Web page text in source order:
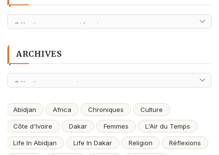
Catégories
ARCHIVES
Archives
Abidjan Africa Chroniques Culture
Côte d'Ivoire Dakar Femmes L'Air du Temps
Life In Abidjan Life In Dakar Religion Réflexions